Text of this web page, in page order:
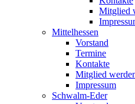
Mitglied
Mittelhessen
Vorstand
Termine
Kontakte
Mitglied
Impressum
Schwalm-Eder